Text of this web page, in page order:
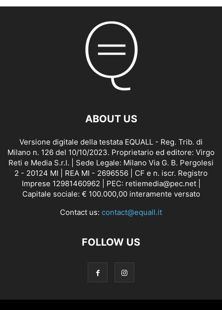
ABOUT US
Versione digitale della testata EQUALL - Reg. Trib. di
Milano n. 126 del 10/10/2023. Proprietario ed editore: Virgo
Reti e Media S.r.l. | Sede Legale: Milano Via G. B. Pergolesi
2 - 20124 MI | REA MI - 2696556 | CF e n. iscr. Registro
Imprese 12981460962 | PEC: retiemedia@pec.net |
Capitale sociale: € 100.000,00 interamente versato
Contact us: contact@equall.it
FOLLOW US